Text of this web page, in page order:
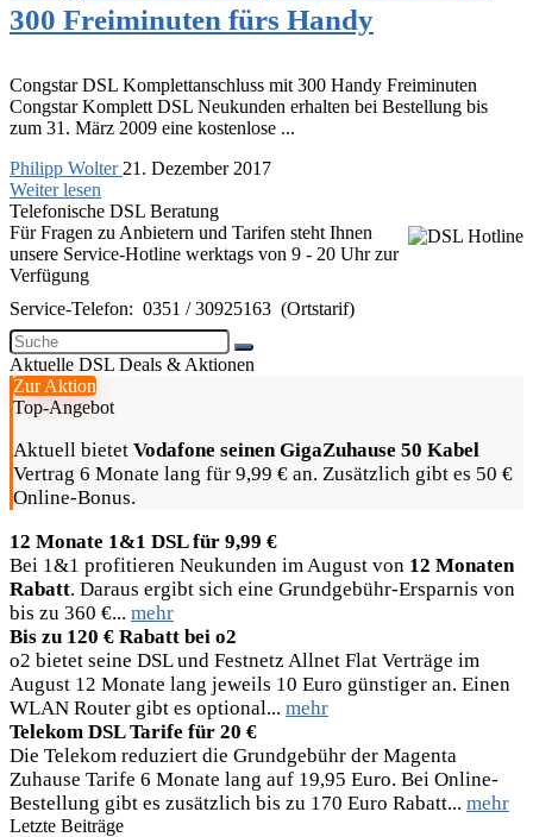
300 Freiminuten fürs Handy
Congstar DSL Komplettanschluss mit 300 Handy Freiminuten
Congstar Komplett DSL Neukunden erhalten bei Bestellung bis
zum 31. März 2009 eine kostenlose ...
Philipp Wolter 21. Dezember 2017
Weiter lesen
Telefonische DSL Beratung
Für Fragen zu Anbietern und Tarifen steht Ihnen
unsere Service-Hotline werktags von 9 - 20 Uhr zur
Verfügung
Service-Telefon: 0351 / 30925163 (Ortstarif)
Aktuelle DSL Deals & Aktionen
Zur Aktion
Top-Angebot
Aktuell bietet Vodafone seinen GigaZuhause 50 Kabel
Vertrag 6 Monate lang für 9,99 € an. Zusätzlich gibt es 50 €
Online-Bonus.
12 Monate 1&1 DSL für 9,99 €
Bei 1&1 profitieren Neukunden im August von 12 Monaten
Rabatt. Daraus ergibt sich eine Grundgebühr-Ersparnis von
bis zu 360 €... mehr
Bis zu 120 € Rabatt bei o2
o2 bietet seine DSL und Festnetz Allnet Flat Verträge im
August 12 Monate lang jeweils 10 Euro günstiger an. Einen
WLAN Router gibt es optional... mehr
Telekom DSL Tarife für 20 €
Die Telekom reduziert die Grundgebühr der Magenta
Zuhause Tarife 6 Monate lang auf 19,95 Euro. Bei Online-
Bestellung gibt es zusätzlich bis zu 170 Euro Rabatt... mehr
Letzte Beiträge